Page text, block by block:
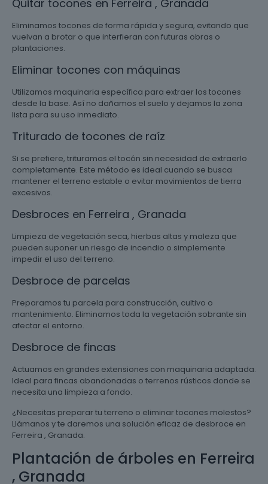
Quitar tocones en Ferreira , Granada
Eliminamos tocones de forma rápida y segura, evitando que
vuelvan a brotar o que interfieran con futuras obras o
plantaciones.
Eliminar tocones con máquinas
Utilizamos maquinaria específica para extraer los tocones
desde la base. Así no dañamos el suelo y dejamos la zona
lista para su uso inmediato.
Triturado de tocones de raíz
Si se prefiere, trituramos el tocón sin necesidad de extraerlo
completamente. Este método es ideal cuando se busca
mantener el terreno estable o evitar movimientos de tierra
excesivos.
Desbroces en Ferreira , Granada
Limpieza de vegetación seca, hierbas altas y maleza que
pueden suponer un riesgo de incendio o simplemente
impedir el uso del terreno.
Desbroce de parcelas
Preparamos tu parcela para construcción, cultivo o
mantenimiento. Eliminamos toda la vegetación sobrante sin
afectar el entorno.
Desbroce de fincas
Actuamos en grandes extensiones con maquinaria adaptada.
Ideal para fincas abandonadas o terrenos rústicos donde se
necesita una limpieza a fondo.
¿Necesitas preparar tu terreno o eliminar tocones molestos?
Llámanos y te daremos una solución eficaz de desbroce en
Ferreira , Granada.
Plantación de árboles en Ferreira
, Granada